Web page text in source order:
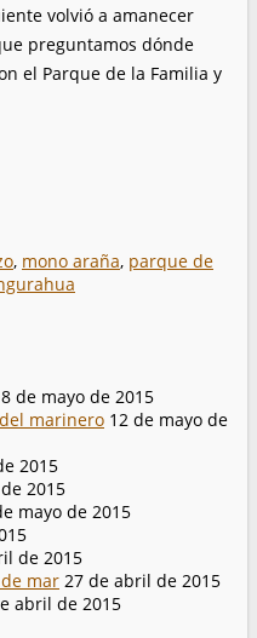
volvió a amanecer
preguntamos dónde
el Parque de la Familia y
, mono araña, parque de
de mayo de 2015
marinero 12 de mayo de
2015
2015
mayo de 2015
de 2015
mar 27 de abril de 2015
abril de 2015